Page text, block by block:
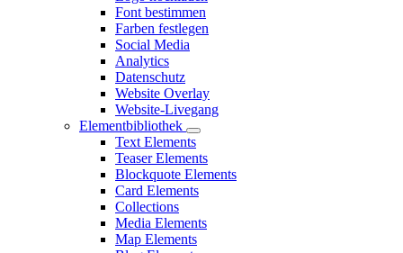
Font bestimmen
Farben festlegen
Social Media
Analytics
Datenschutz
Website Overlay
Website-Livegang
Elementbibliothek
Text Elements
Teaser Elements
Blockquote Elements
Card Elements
Collections
Media Elements
Map Elements